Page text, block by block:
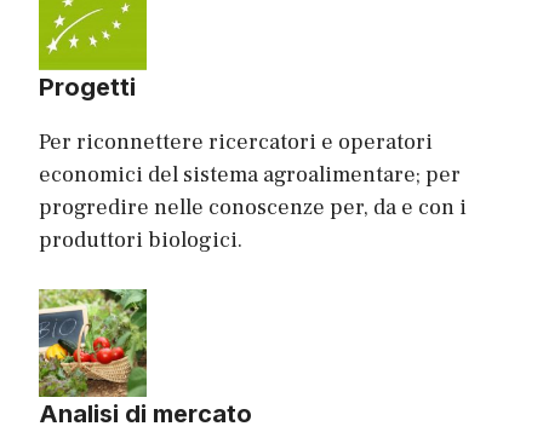
Progetti
Per riconnettere ricercatori e operatori
economici del sistema agroalimentare; per
progredire nelle conoscenze per, da e con i
produttori biologici.
Analisi di mercato